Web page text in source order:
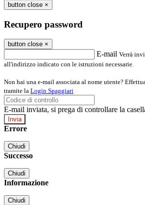
button close ×
Recupero password
button close ×
E-mail Verrà
all'indirizzo indicato con le istruzioni necessarie.
Non hai una e-mail associata al nome utente?
tramite la Login Spaggiari
E-mail inviata, si prega di controllare la
Errore
Chiudi
Successo
Chiudi
Informazione
Chiudi